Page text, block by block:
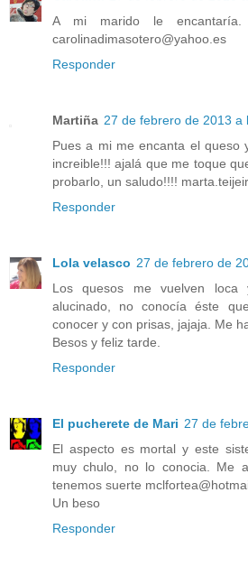
A mi marido le
carolinadimasotero@yahoo.es
Responder
Martiña 27 de febrero de 2013 a
Pues a mi me encanta el queso
increible!!! ajalá que me toque
probarlo, un saludo!!!!
Responder
Lola velasco 27 de febrero de
Los quesos me vuelven
alucinado, no conocía éste
conocer y con prisas, jajaja. Me
Besos y feliz tarde.
Responder
El pucherete de Mari 27 de
El aspecto es mortal y este
muy chulo, no lo conocia. Me
tenemos suerte
Un beso
Responder